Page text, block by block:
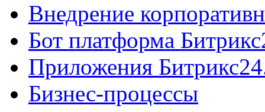
Внедрение
Бот платформа
Приложения
Бизнес-процессы